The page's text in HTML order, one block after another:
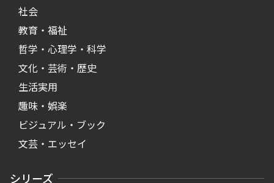
社会
教育・福祉
哲学・心理学・科学
文化・芸術・歴史
生活実用
趣味・娯楽
ビジュアル・ブック
文芸・エッセイ
シリーズ